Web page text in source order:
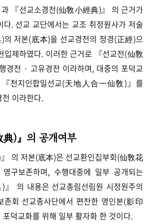
『선교소경전(仙敎小經典)』 의 근거가
. 선교 교단에서는 교조 취정원사가 저술
의 저본(底本)을 선교경전의 정경(正經)으
입제하였다. 이러한 근거로 『선교전(仙敎
경전 · 고유경전 이라하며, 대중의 포덕교
『천지인합일선교(天地人合一仙敎)』를
이라한다.
典)』의 공개여부
』 의 저본(底本)은 선교환인집부회(仙敎花
구보존하며, 수행대중에 일부 공개되는
』 의 내용은 선교총림선림원 시정원주의
존회 선교종사단에서 편찬한 영인본(影印
덕교화를 위해 일부 활자화 한 것이다.